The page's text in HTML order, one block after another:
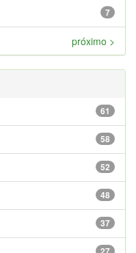
7
próximo >
61
58
52
48
37